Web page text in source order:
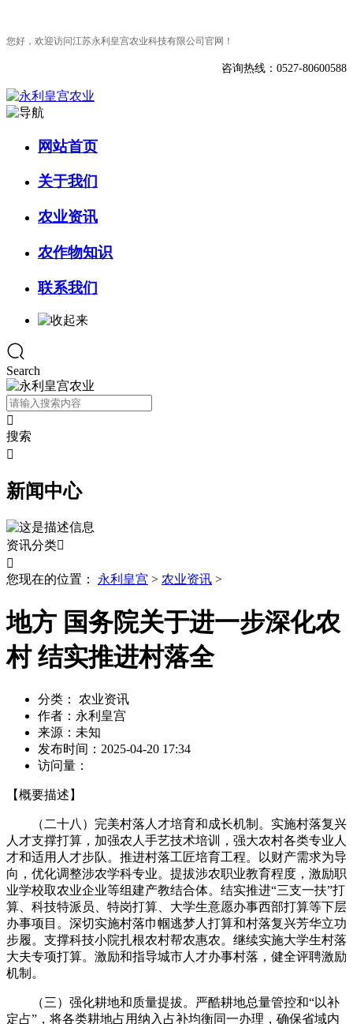
您好，欢迎访问江苏永利皇宫农业科技有限公司官网！
咨询热线：0527-80600588
网站首页
关于我们
农业资讯
农作物知识
联系我们
Search

搜索

新闻中心
资讯分类

您现在的位置：
永利皇宫 > 农业资讯 >
地方 国务院关于进一步深化农
村 结实推进村落全
分类：
农业资讯
作者： 永利皇宫
来源： 未知
发布时间： 2025-04-20 17:34
访问量：
【概要描述】
（二十八）完美村落人才培育和成长机制。实施村落复兴
人才支撑打算，加强农人手艺技术培训，强大农村各类专业人
才和适用人才步队。推进村落工匠培育工程。以财产需求为导
向，优化调整涉农学科专业。提拔涉农职业教育程度，激励职
业学校取农业企业等组建产教结合体。结实推进“三支一扶”打
算、科技特派员、特岗打算、大学生意愿办事西部打算等下层
办事项目。深切实施村落巾帼逃梦人打算和村落复兴芳华立功
步履。支撑科技小院扎根农村帮农惠农。继续实施大学生村落
大夫专项打算。激励和指导城市人才办事村落，健全评聘激励
机制。
（三）强化耕地和质量提拔。严酷耕地总量管控和“以补
定占”，将各类耕地占用纳入占补均衡同一办理，确保省域内